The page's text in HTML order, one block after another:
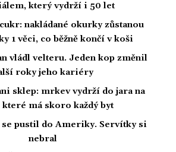
který vydrží i 50 let
nakládané okurky zůstanou
1 věci, co běžně končí v koši
vládl velteru. Jeden kop změnil
roky jeho kariéry
sklep: mrkev vydrží do jara na
má skoro každý byt
se pustil do Ameriky. Servítky si
nebral